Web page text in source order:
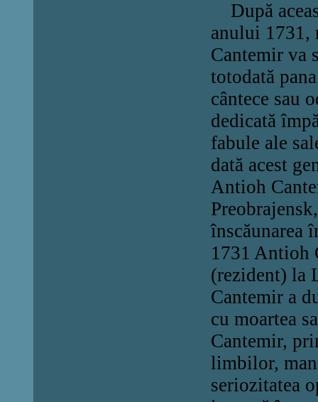
După
anului 1731,
Cantemir va
totodată
cântece sau
dedicată
fabule ale
dată acest
Antioh
înscăunarea
1731 Antioh
(rezident) la
Cantemir a
cu moartea
Cantemir,
limbilor,
seriozitatea